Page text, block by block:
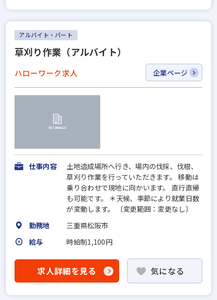
アルバイト・パート
草刈り作業（アルバイト）
ハローワーク求人 企業ページ
仕事内容
土地造成場所へ行き、場内の伐採、伐根、
草刈り作業を行っていただきます。 移動は
乗り合わせで現地に向かいます。 直行直帰
も可能です。 ＊天候、季節により就業日数
が変動します。 〔変更範囲：変更なし〕
勤務地
三重県松阪市
給与
時給制1,100円
求人詳細を見る 気になる